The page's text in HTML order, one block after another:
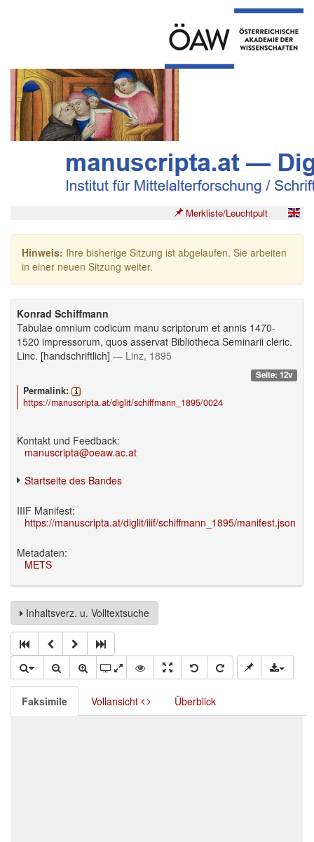
Merkliste/Leuchtpult
Hinweis: Ihre bisherige Sitzung ist abgelaufen. Sie arbeiten
in einer neuen Sitzung weiter.
Konrad Schiffmann
Tabulae omnium codicum manu scriptorum et annis 1470-
1520 impressorum, quos asservat Bibliotheca Seminarii cleric.
Linc. [handschriftlich] — Linz, 1895
Seite: 12v
Permalink:
https://manuscripta.at/diglit/schiffmann_1895/0024
Kontakt und Feedback:
manuscripta@oeaw.ac.at
Startseite des Bandes
IIIF Manifest:
https://manuscripta.at/diglit/iiif/schiffmann_1895/manifest.json
Metadaten:
METS
Inhaltsverz. u. Volltextsuche
Faksimile Vollansicht Überblick